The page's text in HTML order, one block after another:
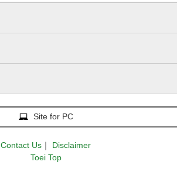
Site for PC
Contact Us ｜
Disclaimer
Toei Top